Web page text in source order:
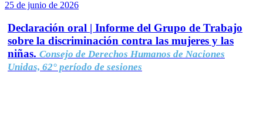
25 de junio de 2026
Declaración oral | Informe del Grupo de Trabajo
sobre la discriminación contra las mujeres y las
niñas. Consejo de Derechos Humanos de Naciones
Unidas, 62° período de sesiones